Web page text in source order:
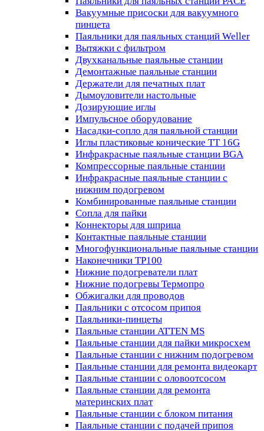
Вакуумные присоски для вакуумного
пинцета
Паяльники для паяльных станций Weller
Вытяжки с фильтром
Двухканальные паяльные станции
Демонтажные паяльные станции
Держатели для печатных плат
Дымоуловители настольные
Дозирующие иглы
Импульсное оборудование
Насадки-сопло для паяльной станции
Иглы пластиковые конические TT 16G
Инфракрасные паяльные станции BGA
Компрессорные паяльные станции
Инфракрасные паяльные станции с
нижним подогревом
Комбинированные паяльные станции
Сопла для пайки
Коннекторы для шприца
Контактные паяльные станции
Многофункциональные паяльные станции
Наконечники TP100
Нижние подогреватели плат
Нижние подогревы Термопро
Обжигалки для проводов
Паяльники с отсосом припоя
Паяльники-пинцеты
Паяльные станции ATTEN MS
Паяльные станции для пайки микросхем
Паяльные станции с нижним подогревом
Паяльные станции для ремонта видеокарт
Паяльные станции с оловоотсосом
Паяльные станции для ремонта
материнских плат
Паяльные станции с блоком питания
Паяльные станции с подачей припоя